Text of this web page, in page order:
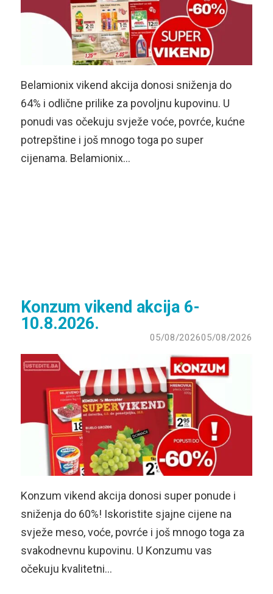
Belamionix vikend akcija donosi sniženja do
64% i odlične prilike za povoljnu kupovinu. U
ponudi vas očekuju svježe voće, povrće, kućne
potrepštine i još mnogo toga po super
cijenama. Belamionix…
Konzum vikend akcija 6-
10.8.2026.
05/08/202605/08/2026
Konzum vikend akcija donosi super ponude i
sniženja do 60%! Iskoristite sjajne cijene na
svježe meso, voće, povrće i još mnogo toga za
svakodnevnu kupovinu. U Konzumu vas
očekuju kvalitetni…